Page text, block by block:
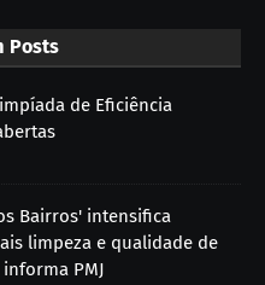
Posts
de Eficiência
Bairros' intensifica
limpeza e qualidade de
PMJ